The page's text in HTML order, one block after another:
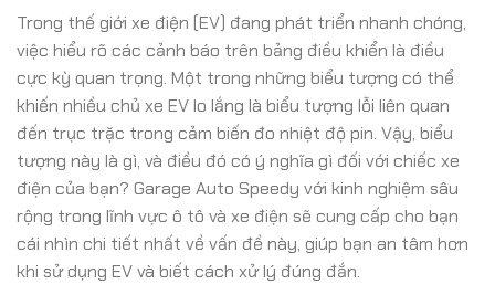
Trong thế giới xe điện (EV) đang phát triển nhanh chóng,
việc hiểu rõ các cảnh báo trên bảng điều khiển là điều
cực kỳ quan trọng. Một trong những biểu tượng có thể
khiến nhiều chủ xe EV lo lắng là biểu tượng lỗi liên quan
đến trục trặc trong cảm biến đo nhiệt độ pin. Vậy, biểu
tượng này là gì, và điều đó có ý nghĩa gì đối với chiếc xe
điện của bạn? Garage Auto Speedy với kinh nghiệm sâu
rộng trong lĩnh vực ô tô và xe điện sẽ cung cấp cho bạn
cái nhìn chi tiết nhất về vấn đề này, giúp bạn an tâm hơn
khi sử dụng EV và biết cách xử lý đúng đắn.